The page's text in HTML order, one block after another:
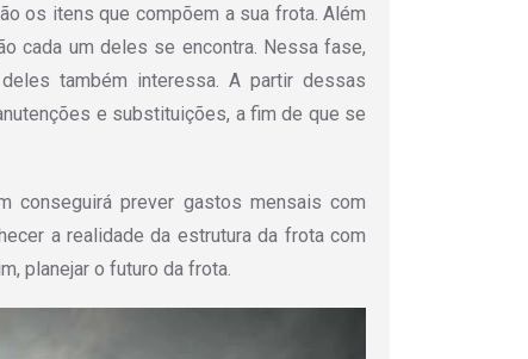
os itens que compõem a sua frota. Além
cada um deles se encontra. Nessa fase,
também interessa. A partir dessas
e substituições, a fim de que se
conseguirá prever gastos mensais com
a realidade da estrutura da frota com
planejar o futuro da frota.